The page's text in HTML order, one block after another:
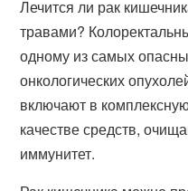
Лечится ли рак
травами?
одному из самых
онкологических
включают в
качестве средств,
иммунитет.